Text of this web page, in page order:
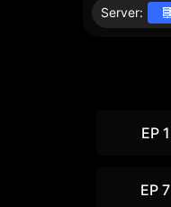
Server:
EP 1
EP 7